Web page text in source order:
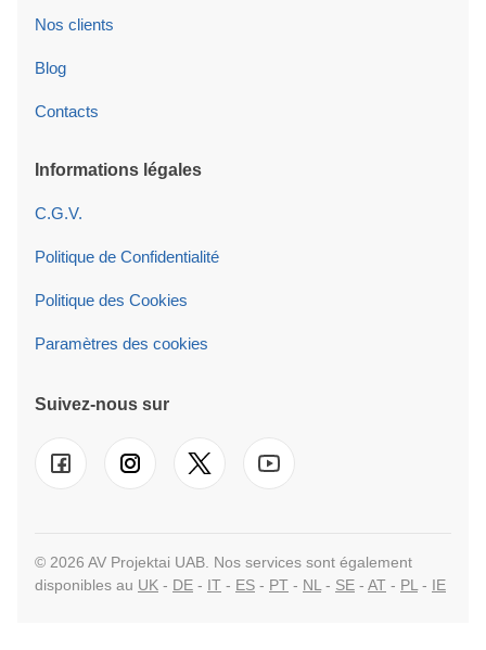
Nos clients
Blog
Contacts
Informations légales
C.G.V.
Politique de Confidentialité
Politique des Cookies
Paramètres des cookies
Suivez-nous sur
© 2026 AV Projektai UAB. Nos services sont également
disponibles au UK - DE - IT - ES - PT - NL - SE - AT - PL - IE